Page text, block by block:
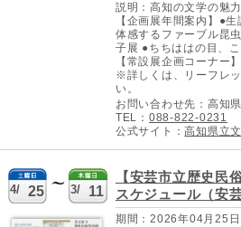
説明：高知の文学の魅
【企画展年間案内】●
体感するファーブル昆
子展 ●ちちははの目、
【常設展企画コーナー
※詳しくは、リーフレ
い。
お問い合わせ先：高知
TEL： 088-822-0231
公式サイト：高知県立
4/ 25 3/ 11
【安芸市立歴史民
スケジュール（安
期間：2026年04月25